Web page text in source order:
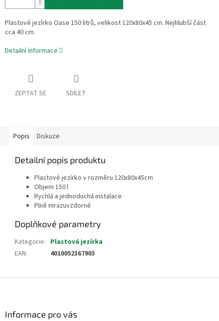
Plastové jezírko Oase 150 litrů, velikost 120x80x45 cm. Nejhlubší část
cca 40 cm.
Detailní informace
ZEPTAT SE SDÍLET
Popis Diskuze
Detailní popis produktu
Plastové jezírko v rozměru 120x80x45cm
Objem 150 l
Rychlá a jednoduchá instalace
Plně mrazuvzdorné
Doplňkové parametry
Kategorie: Plastová jezírka
EAN: 4010052367903
Informace pro vás